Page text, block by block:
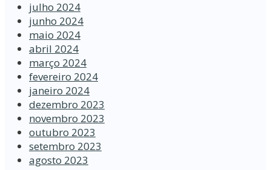
julho 2024
junho 2024
maio 2024
abril 2024
março 2024
fevereiro 2024
janeiro 2024
dezembro 2023
novembro 2023
outubro 2023
setembro 2023
agosto 2023